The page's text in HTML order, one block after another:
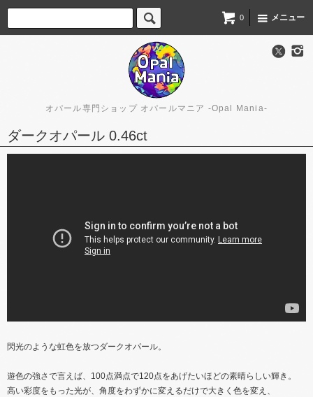
0 メニュー
オパール専門ショップ オパールマニア -Opal Mania-
ダークオパール 0.46ct
閃光のような​虹色を​放つダークオパール。
遊色の​強さで​言えば、​100点満点で​120点を​あげたい​ほどの​素晴らしい​輝き。
高い​彩度を​もった​光が、​角度を​わずかに​変えるだけで​大きく​色を​変え、​